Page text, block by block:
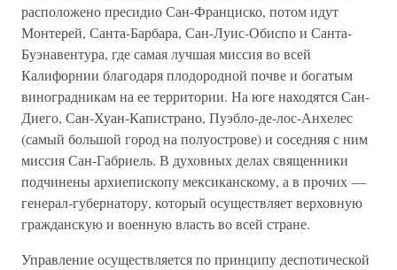
расположено пресидио Сан-Франциско, потом идут
Монтерей, Санта-Барбара, Сан-Луис-Обиспо и Санта-
Буэнавентура, где самая лучшая миссия во всей
Калифорнии благодаря плодородной почве и богатым
виноградникам на ее территории. На юге находятся Сан-
Диего, Сан-Хуан-Капистрано, Пуэбло-де-лос-Анхелес
(самый большой город на полуострове) и соседняя с ним
миссия Сан-Габриель. В духовных делах священники
подчинены архиепископу мексиканскому, а в прочих —
генерал-губернатору, который осуществляет верховную
гражданскую и военную власть во всей стране.
Управление осуществляется по принципу деспотической